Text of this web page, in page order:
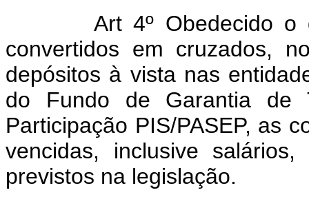
Art 4º Obedecido o
convertidos em cruzados,
depósitos à vista nas
do Fundo de Garantia de
Participação PIS/PASEP, as
vencidas, inclusive
previstos na legislação.